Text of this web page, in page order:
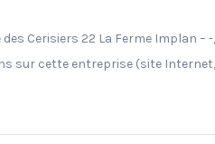
Cerisiers 22 La Ferme Implan – -
sur cette entreprise (site